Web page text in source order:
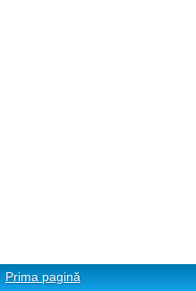
Prima pagină